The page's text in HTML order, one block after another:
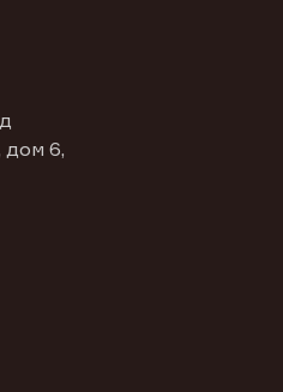
дом 6,